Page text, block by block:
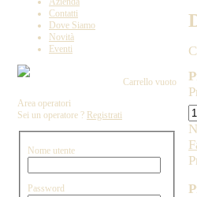
Contatti
Dove Siamo
Novità
Eventi
Carrello vuoto
Area operatori
Sei un operatore ? Registrati
Nome utente
Password